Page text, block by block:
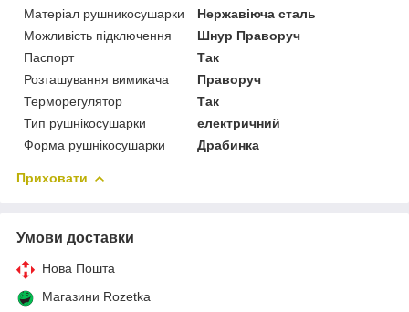
Матеріал рушникосушарки
Нержавіюча сталь
Можливість підключення
Шнур Праворуч
Паспорт
Так
Розташування вимикача
Праворуч
Терморегулятор
Так
Тип рушнікосушарки
електричний
Форма рушнікосушарки
Драбинка
Приховати
Умови доставки
Нова Пошта
Магазини Rozetka